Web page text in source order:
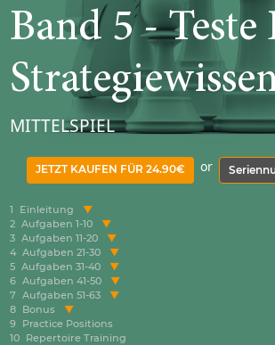
Band 5 - Teste
MITTELSPIEL
JETZT KAUFEN FÜR 24.90€ or
1
Einleitung
2 Aufgaben 1-10
3 Aufgaben 11-20
4 Aufgaben 21-30
5 Aufgaben 31-40
6 Aufgaben 41-50
7 Aufgaben 51-63
8
Bonus
9
Practice Positions
10
Repertoire Training